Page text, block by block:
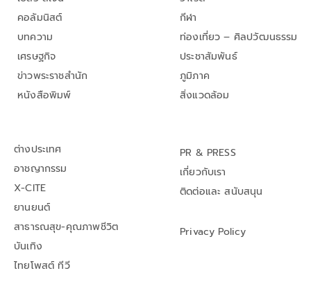
คอลัมนิสต์
บทความ
เศรษฐกิจ
ข่าวพระราชสำนัก
หนังสือพิมพ์
กีฬา
ท่องเที่ยว – ศิลปวัฒนธรรม
ประชาสัมพันธ์
ภูมิภาค
สิ่งแวดล้อม
ต่างประเทศ
อาชญากรรม
X-CITE
ยานยนต์
สาธารณสุข-คุณภาพชีวิต
บันเทิง
ไทยโพสต์ ทีวี
PR & PRESS
เกี่ยวกับเรา
ติดต่อและ สนับสนุน
Privacy Policy